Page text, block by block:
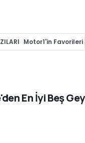
Motor1'in Favorileri
En İyi Beş